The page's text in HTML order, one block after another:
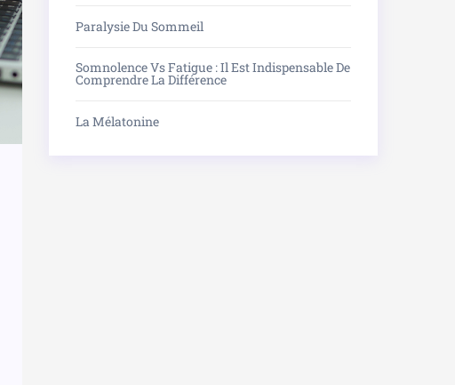
Paralysie Du Sommeil
Somnolence Vs Fatigue : Il Est Indispensable De
Comprendre La Différence
La Mélatonine